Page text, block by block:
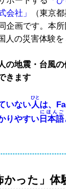
会社」
（東京
企画です。本所
人の災害体験
の地震・台風
きます
いない人
ひと
は、
りやすい 日本語
にほんご
かった」体